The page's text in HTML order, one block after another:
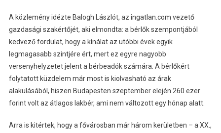
A közlemény idézte Balogh Lászlót, az ingatlan.com vezető
gazdasági szakértőjét, aki elmondta: a bérlők szempontjából
kedvező fordulat, hogy a kínálat az utóbbi évek egyik
legmagasabb szintjére ért, mert ez egyre nagyobb
versenyhelyzetet jelent a bérbeadók számára. A bérlőkért
folytatott küzdelem már most is kiolvasható az árak
alakulásából, hiszen Budapesten szeptember elején 260 ezer
forint volt az átlagos lakbér, ami nem változott egy hónap alatt.
Arra is kitértek, hogy a fővárosban már három kerületben – a XX.,